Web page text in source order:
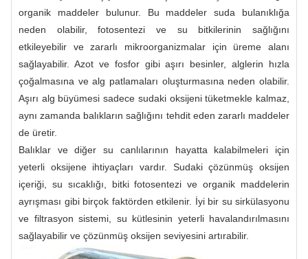
organik maddeler bulunur. Bu maddeler suda bulanıklığa
neden olabilir, fotosentezi ve su bitkilerinin sağlığını
etkileyebilir ve zararlı mikroorganizmalar için üreme alanı
sağlayabilir. Azot ve fosfor gibi aşırı besinler, alglerin hızla
çoğalmasına ve alg patlamaları oluşturmasına neden olabilir.
Aşırı alg büyümesi sadece sudaki oksijeni tüketmekle kalmaz,
aynı zamanda balıkların sağlığını tehdit eden zararlı maddeler
de üretir.
Balıklar ve diğer su canlılarının hayatta kalabilmeleri için
yeterli oksijene ihtiyaçları vardır. Sudaki çözünmüş oksijen
içeriği, su sıcaklığı, bitki fotosentezi ve organik maddelerin
ayrışması gibi birçok faktörden etkilenir. İyi bir su sirkülasyonu
ve filtrasyon sistemi, su kütlesinin yeterli havalandırılmasını
sağlayabilir ve çözünmüş oksijen seviyesini artırabilir.